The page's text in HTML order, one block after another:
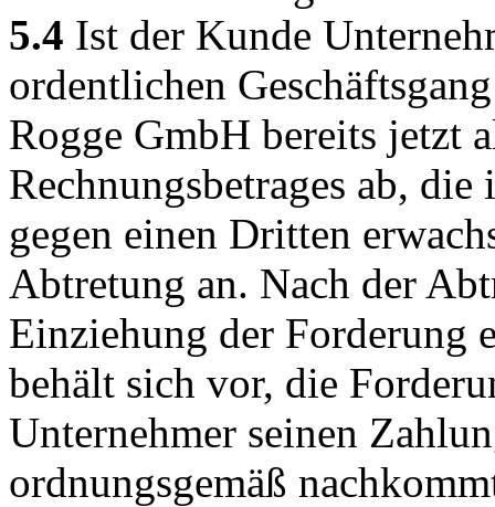
5.4 Ist der Kunde
ordentlichen
Rogge GmbH bereits jetzt
Rechnungsbetrages ab,
gegen einen Dritten
Abtretung an. Nach der
Einziehung der Forderung
behält sich vor, die
Unternehmer seinen
ordnungsgemäß